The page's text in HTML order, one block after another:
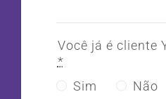
Você já é cliente
*
Sim
Não